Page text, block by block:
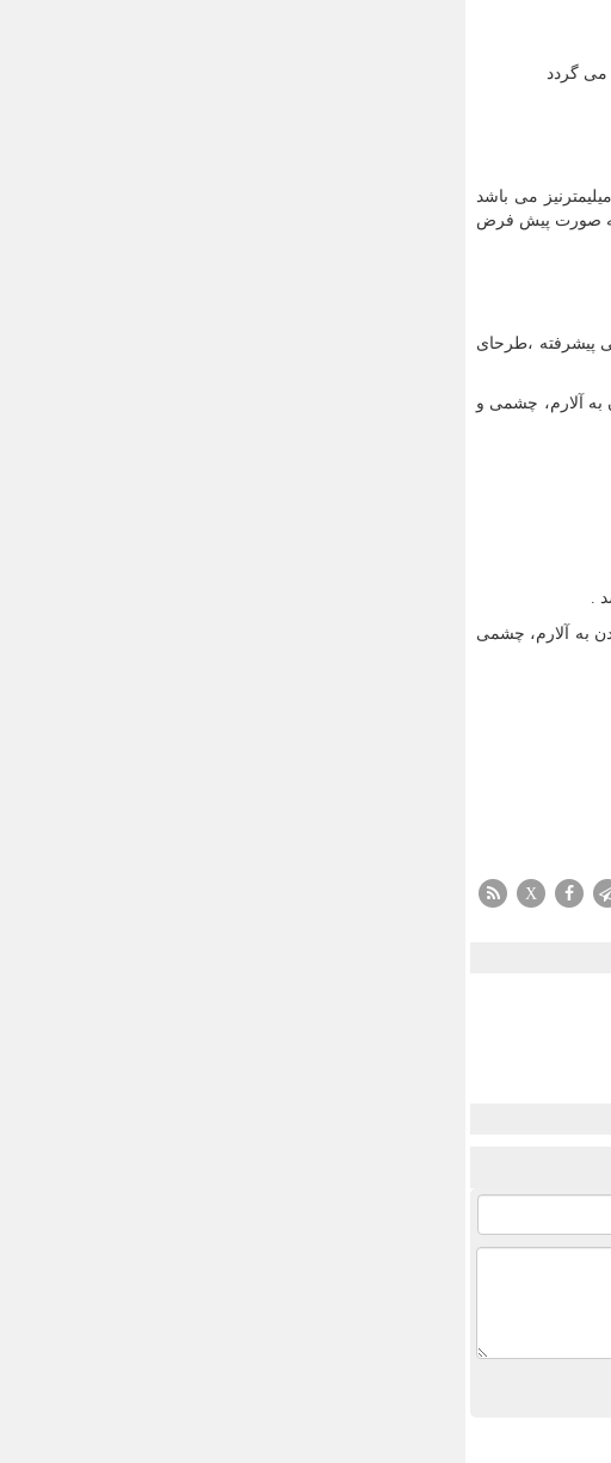
می گردد
چهارچوب درب ها از ورق فلزی با ضخامت 2 میلیمتر ساخته شده است که البته با توجه نیاز مشتری قابل تغییر به ورق 1.5 میلیمترنیز می باشد
صورت پیش فرض
،طرحای
می باشد که البته تجهیز شدن به آلارم، چشمی و
.
زبانه می باشد که البته تجهیز شدن به آلارم، چشمی
X